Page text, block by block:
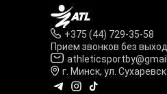
+375 (44) 729-35-58
Прием звонков без
г. Минск, ул.